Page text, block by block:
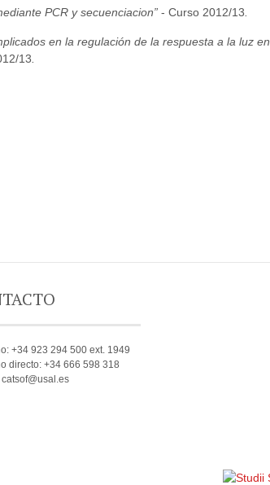
PCR y secuenciacion” - Curso 2012/13
en la regulación de la respuesta a la luz en
13
+34 923 294 500 ext. 1949
directo: +34 666 598 318
catsof@usal.es